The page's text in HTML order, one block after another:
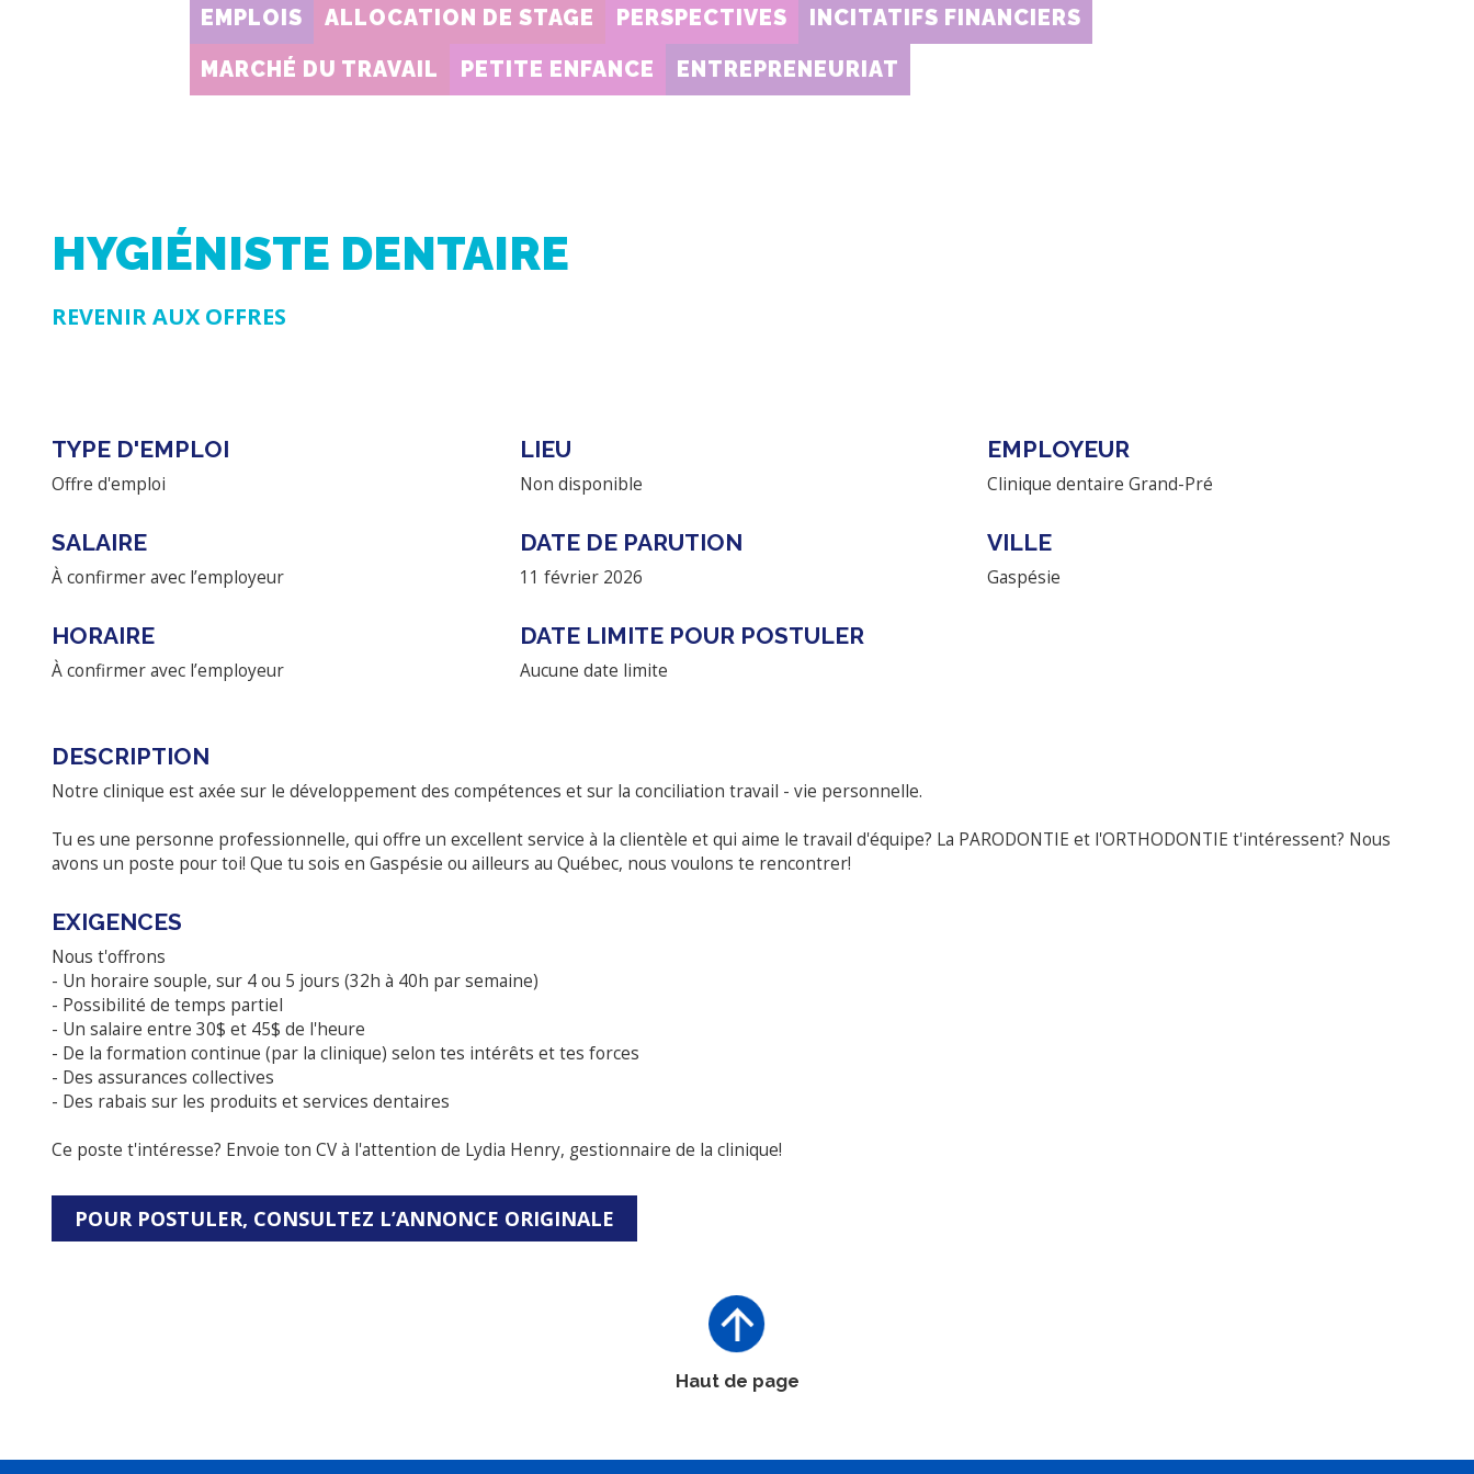
EMPLOIS ALLOCATION DE STAGE PERSPECTIVES INCITATIFS FINANCIERS
MARCHÉ DU TRAVAIL PETITE ENFANCE ENTREPRENEURIAT
HYGIÉNISTE DENTAIRE
REVENIR AUX OFFRES
TYPE D'EMPLOI
Offre d'emploi
LIEU
Non disponible
EMPLOYEUR
Clinique dentaire Grand-Pré
SALAIRE
À confirmer avec l’employeur
DATE DE PARUTION
11 février 2026
VILLE
Gaspésie
HORAIRE
À confirmer avec l’employeur
DATE LIMITE POUR POSTULER
Aucune date limite
DESCRIPTION
Notre clinique est axée sur le développement des compétences et sur la conciliation travail - vie personnelle.
Tu es une personne professionnelle, qui offre un excellent service à la clientèle et qui aime le travail d'équipe? La PARODONTIE et l'ORTHODONTIE t'intéressent? Nous
avons un poste pour toi! Que tu sois en Gaspésie ou ailleurs au Québec, nous voulons te rencontrer!
EXIGENCES
Nous t'offrons
- Un horaire souple, sur 4 ou 5 jours (32h à 40h par semaine)
- Possibilité de temps partiel
- Un salaire entre 30$ et 45$ de l'heure
- De la formation continue (par la clinique) selon tes intérêts et tes forces
- Des assurances collectives
- Des rabais sur les produits et services dentaires
Ce poste t'intéresse? Envoie ton CV à l'attention de Lydia Henry, gestionnaire de la clinique!
POUR POSTULER, CONSULTEZ L’ANNONCE ORIGINALE
Haut de page